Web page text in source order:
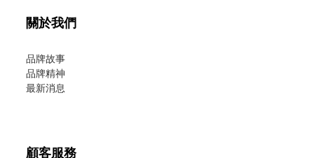
關於我們
品牌故事
品牌精神
最新消息
顧客服務